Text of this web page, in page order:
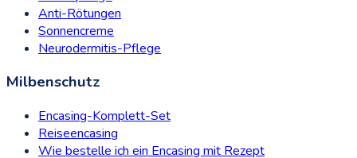
Anti-Rötungen
Sonnencreme
Neurodermitis-Pflege
Milbenschutz
Encasing-Komplett-Set
Reiseencasing
Wie bestelle ich ein Encasing mit Rezept